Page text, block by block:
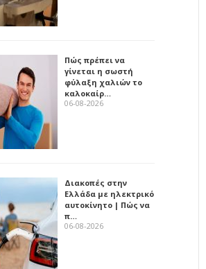
Πώς πρέπει να
γίνεται η σωστή
φύλαξη χαλιών το
καλοκαίρ…
06-08-2026
Διακοπές στην
Ελλάδα με ηλεκτρικό
αυτοκίνητο | Πώς να
π…
06-08-2026